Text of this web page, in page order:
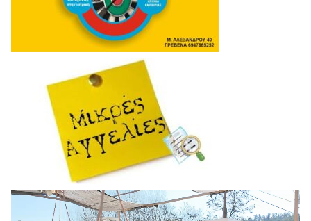
Πρόγραμμα
Αναπαραγωγής